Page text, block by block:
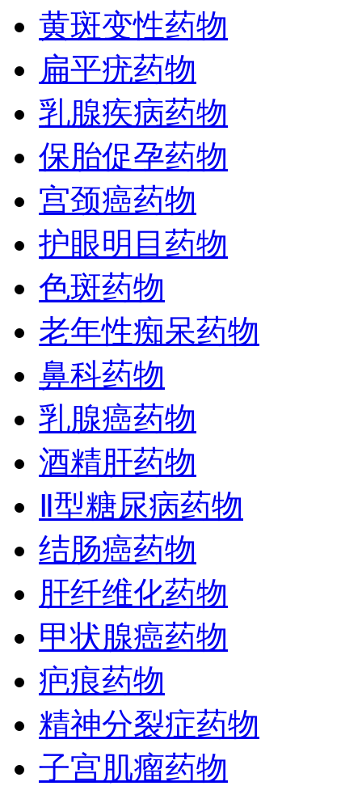
黄斑变性药物
扁平疣药物
乳腺疾病药物
保胎促孕药物
宫颈癌药物
护眼明目药物
色斑药物
老年性痴呆药物
鼻科药物
乳腺癌药物
酒精肝药物
Ⅱ型糖尿病药物
结肠癌药物
肝纤维化药物
甲状腺癌药物
疤痕药物
精神分裂症药物
子宫肌瘤药物